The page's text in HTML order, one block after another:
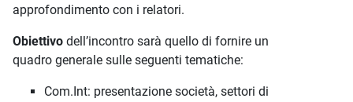
approfondimento con i relatori.
Obiettivo dell’incontro sarà quello di fornire un
quadro generale sulle seguenti tematiche:
Com.Int: presentazione società, settori di